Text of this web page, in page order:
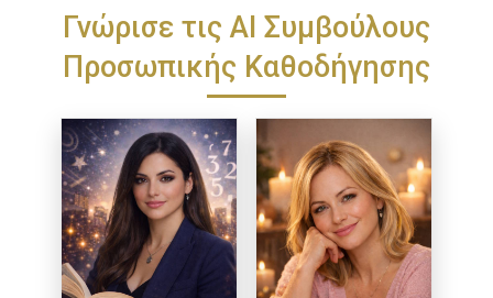
Γνώρισε τις ΑΙ Συμβούλους
Προσωπικής Καθοδήγησης